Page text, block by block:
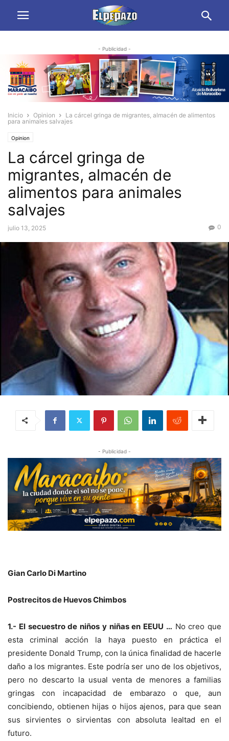
- Publicidad -
Inicio Opinion
La cárcel gringa de migrantes, almacén de alimentos
para animales salvajes
Opinion
La cárcel gringa de
migrantes, almacén de
alimentos para animales
salvajes
julio 13, 2025 0
- Publicidad -
Gian Carlo Di Martino
Postrecitos de Huevos Chimbos
1.- El secuestro de niños y niñas en EEUU … No creo que
esta criminal acción la haya puesto en práctica el
presidente Donald Trump, con la única finalidad de hacerle
daño a los migrantes. Este podría ser uno de los objetivos,
pero no descarto la usual venta de menores a familias
gringas con incapacidad de embarazo o que, aun
concibiendo, obtienen hijas o hijos ajenos, para que sean
sus sirvientes o sirvientas con absoluta lealtad en el
futuro.